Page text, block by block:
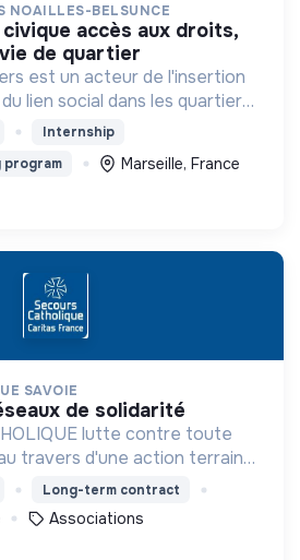
NOAILLES-BELSUNCE
de quartier
est un acteur de l'insertion
lien social dans les quartier
Internship
program
Marseille, France
SAVOIE
de solidarité
lutte contre toute
microcrédit...) et de plaidoyer
Long-term contract
Associations